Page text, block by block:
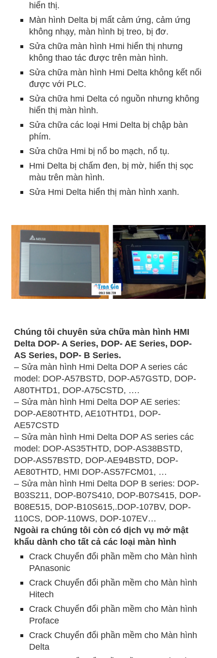
hiển thị.
Màn hình Delta bị mất cảm ứng, cảm ứng
không nhạy, màn hình bị treo, bị đơ.
Sửa chữa màn hình Hmi hiển thị nhưng
không thao tác được trên màn hình.
Sửa chữa màn hình Hmi Delta không kết nối
được với PLC.
Sửa chữa hmi Delta có nguồn nhưng không
hiển thị màn hình.
Sửa chữa các loại Hmi Delta bị chập bàn
phím.
Sửa chữa Hmi bị nổ bo mạch, nổ tụ.
Hmi Delta bị chấm đen, bị mờ, hiển thị sọc
màu trên màn hình.
Sửa Hmi Delta hiển thị màn hình xanh.
Chúng tôi chuyên sửa chữa màn hình HMI
Delta DOP- A Series, DOP- AE Series, DOP-
AS Series, DOP- B Series.
– Sửa màn hình Hmi Delta DOP A series các
model: DOP-A57BSTD, DOP-A57GSTD, DOP-
A80THTD1, DOP-A75CSTD, ….
– Sửa màn hình Hmi Delta DOP AE series:
DOP-AE80THTD, AE10THTD1, DOP-
AE57CSTD
– Sửa màn hình Hmi Delta DOP AS series các
model: DOP-AS35THTD, DOP-AS38BSTD,
DOP-AS57BSTD, DOP-AE94BSTD, DOP-
AE80THTD, HMI DOP-AS57FCM01, …
– Sửa màn hình Hmi Delta DOP B series: DOP-
B03S211, DOP-B07S410, DOP-B07S415, DOP-
B08E515, DOP-B10S615,.DOP-107BV, DOP-
110CS, DOP-110WS, DOP-107EV…
Ngoài ra chúng tôi còn có dịch vụ mở mật
khẩu dành cho tất cả các loại màn hình
Crack Chuyển đổi phần mềm cho Màn hình
PAnasonic
Crack Chuyển đổi phần mềm cho Màn hình
Hitech
Crack Chuyển đổi phần mềm cho Màn hình
Proface
Crack Chuyển đổi phần mềm cho Màn hình
Delta